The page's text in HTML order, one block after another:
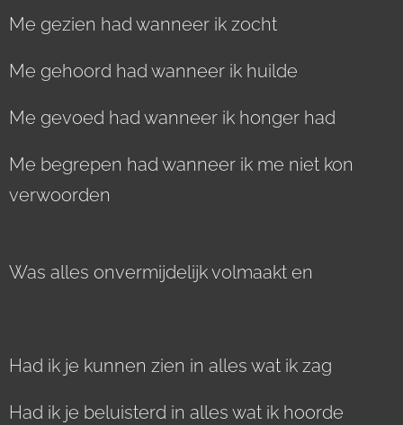
Me gezien had wanneer ik zocht
Me gehoord had wanneer ik huilde
Me gevoed had wanneer ik honger had
Me begrepen had wanneer ik me niet kon
verwoorden
Was alles onvermijdelijk volmaakt en
Had ik je kunnen zien in alles wat ik zag
Had ik je beluisterd in alles wat ik hoorde